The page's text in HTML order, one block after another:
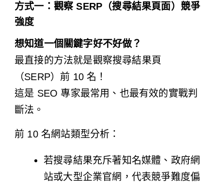
方式一：觀察 SERP（搜尋結果頁面）競爭
強度
想知道一個關鍵字好不好做？
最直接的方法就是觀察搜尋結果頁
（SERP）前 10 名！
這是 SEO 專家最常用、也最有效的實戰判
斷法。
前 10 名網站類型分析：
若搜尋結果充斥著知名媒體、政府網
站或大型企業官網，代表競爭難度偏